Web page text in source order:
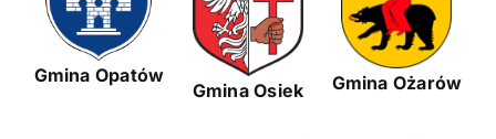
Gmina Opatów
Gmina Osiek Gmina Ożarów